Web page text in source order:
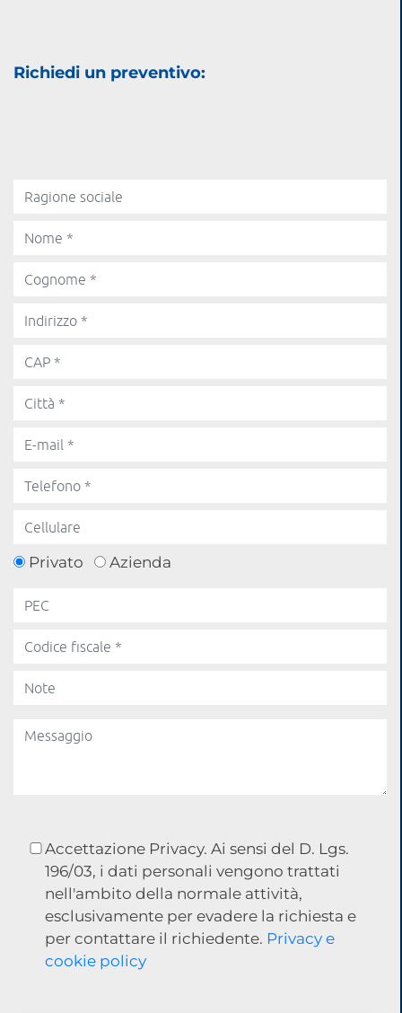
Richiedi un preventivo:
Privato Azienda
Accettazione Privacy. Ai sensi del D. Lgs.
196/03, i dati personali vengono trattati
nell'ambito della normale attività,
esclusivamente per evadere la richiesta e
per contattare il richiedente. Privacy e
cookie policy